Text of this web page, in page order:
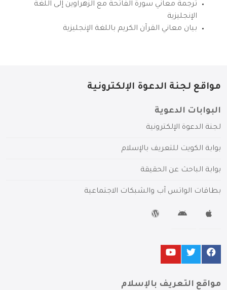
ترجمة معاني سورة الفاتحة مع الزهراوين إلى اللغة
الإنجليزية
بيان معاني القرآن الكريم باللغة الإنجليزية
مواقع لجنة الدعوة الإلكترونية
البوابات الدعوية
لجنة الدعوة الإلكترونية
بوابة الكويت للتعريف بالإسلام
بوابة الباحث عن الحقيقة
بطاقات الواتس آب والشبكات الاجتماعية
مواقع التعريف بالإسلام